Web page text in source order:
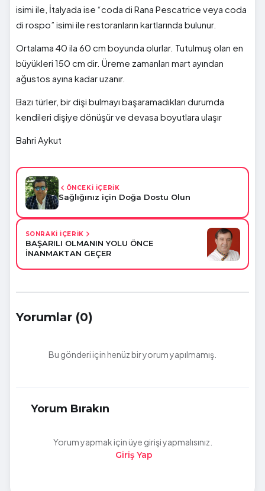
isimi ile, İtalyada ise “coda di Rana Pescatrice veya coda
di rospo” isimi ile restoranların kartlarında bulunur.
Ortalama 40 ila 60 cm boyunda olurlar. Tutulmuş olan en
büyükleri 150 cm dir. Üreme zamanları mart ayından
ağustos ayına kadar uzanır.
Bazı türler, bir dişi bulmayı başaramadıkları durumda
kendileri dişiye dönüşür ve devasa boyutlara ulaşır
Bahri Aykut
ÖNCEKİ İÇERİK
Sağlığınız için Doğa Dostu Olun
SONRAKİ İÇERİK
BAŞARILI OLMANIN YOLU ÖNCE
İNANMAKTAN GEÇER
Yorumlar (0)
Bu gönderi için henüz bir yorum yapılmamış.
Yorum Bırakın
Yorum yapmak için üye girişi yapmalısınız.
Giriş Yap